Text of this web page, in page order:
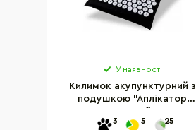
У наявності
Килимок акупунктурний з
подушкою "Аплікатор
BW Чорний
3 5 25